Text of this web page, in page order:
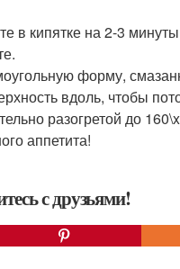
в кипятке на 2-3
форму,
вдоль, чтобы
разогретой до
аппетита!
с друзьями!